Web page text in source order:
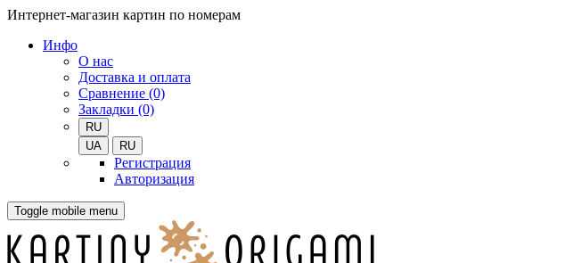
Интернет-магазин картин по номерам
Инфо
О нас
Доставка и оплата
Сравнение (0)
Закладки (0)
RU
UA
RU
Регистрация
Авторизация
Toggle mobile menu